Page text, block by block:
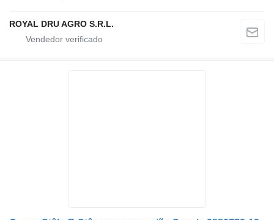
ROYAL DRU AGRO S.R.L.